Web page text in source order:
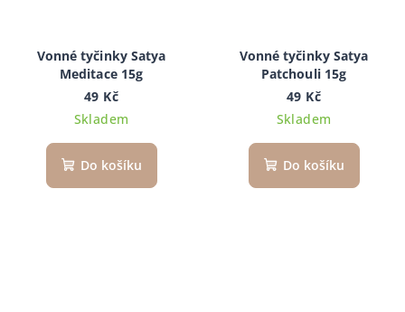
Vonné tyčinky Satya
Meditace 15g
49 Kč
Skladem
Do košíku
Vonné tyčinky Satya
Patchouli 15g
49 Kč
Skladem
Do košíku